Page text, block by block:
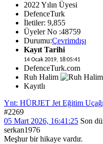
2022 Yılın Üyesi
DefenceTurk
İletiler: 9,855
Üyeler No :48759
Durumu:Çevrimdışı
Kayıt Tarihi
14 Ocak 2019, 18:05:41
DefenceTurk.com
Ruh Halim
Kayıtlı
Ynt: HÜRJET Jet Eğitim
#2269
05 Mart 2026, 16:41:25 Son
serkan1976
Meşhur bir hikaye vardır.